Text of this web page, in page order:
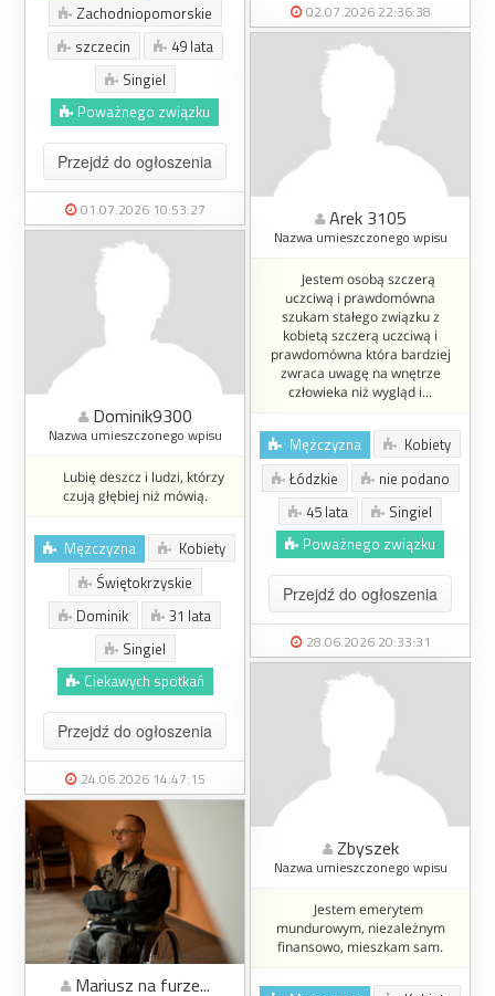
02.07.2026 22:36:38
Zachodniopomorskie
szczecin
49 lata
Singiel
Poważnego związku
Przejdź do ogłoszenia
01.07.2026 10:53:27 Arek 3105
Nazwa umieszczonego wpisu
Jestem osobą szczerą
uczciwą i prawdomówna
szukam stałego związku z
kobietą szczerą uczciwą i
prawdomówna która bardziej
zwraca uwagę na wnętrze
człowieka niż wygląd i...
Mężczyzna
Kobiety
Łódzkie
nie podano
45 lata
Singiel
Poważnego związku
Przejdź do ogłoszenia
28.06.2026 20:33:31
Dominik9300
Nazwa umieszczonego wpisu
Lubię deszcz i ludzi, którzy
czują głębiej niż mówią.
Mężczyzna
Kobiety
Świętokrzyskie
Dominik
31 lata
Singiel
Ciekawych spotkań
Przejdź do ogłoszenia
24.06.2026 14:47:15
Zbyszek
Nazwa umieszczonego wpisu
Jestem emerytem
mundurowym, niezależnym
finansowo, mieszkam sam.
Mariusz na furze...